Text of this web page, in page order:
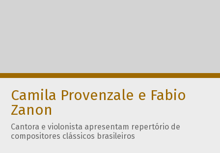
Camila Provenzale e Fabio
Zanon
Cantora e violonista apresentam repertório de
compositores clássicos brasileiros